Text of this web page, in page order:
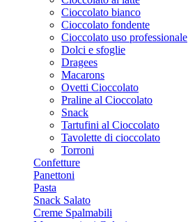
Cioccolato bianco
Cioccolato fondente
Cioccolato uso professionale
Dolci e sfoglie
Dragees
Macarons
Ovetti Cioccolato
Praline al Cioccolato
Snack
Tartufini al Cioccolato
Tavolette di cioccolato
Torroni
Confetture
Panettoni
Pasta
Snack Salato
Creme Spalmabili